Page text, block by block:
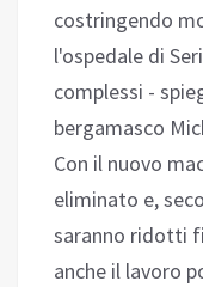
costringendo
l'ospedale di
complessi -
bergamasco
Con il nuovo
eliminato e,
saranno ridotti
anche il lavoro